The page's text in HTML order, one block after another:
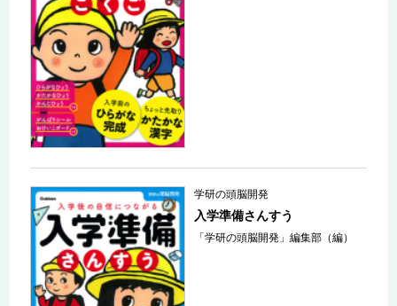
学研の頭脳開発
入学準備さんすう
「学研の頭脳開発」編集部（編）